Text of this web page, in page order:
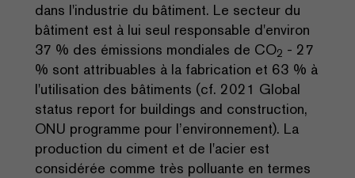
dans l'industrie du bâtiment. Le secteur du
bâtiment est à lui seul responsable d'environ
37 % des émissions mondiales de CO2 - 27
% sont attribuables à la fabrication et 63 % à
l'utilisation des bâtiments (cf. 2021 Global
status report for buildings and construction,
ONU programme pour l’environnement). La
production du ciment et de l'acier est
considérée comme très polluante en termes